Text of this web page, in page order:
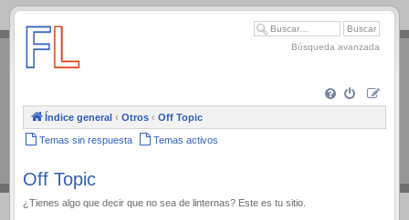
.
Búsqueda avanzada
Índice general ‹ Otros ‹ Off Topic
Temas sin respuesta Temas activos
Off Topic
¿Tienes algo que decir que no sea de linternas? Este es tu sitio.